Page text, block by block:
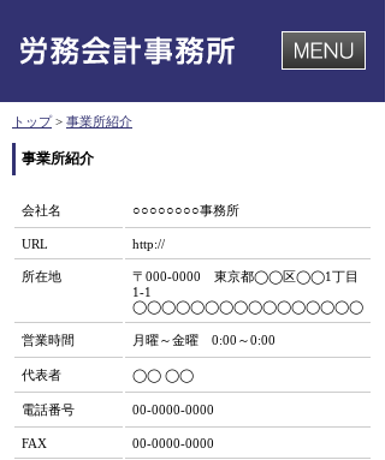
トップ > 事業所紹介
事業所紹介
会社名 ○○○○○○○○事務所
URL http://
所在地
〒000-0000 東京都◯◯区◯◯1丁目
1-1
◯◯◯◯◯◯◯◯◯◯◯◯◯◯◯◯
営業時間 月曜～金曜 0:00～0:00
代表者 ◯◯ ◯◯
電話番号 00-0000-0000
FAX 00-0000-0000